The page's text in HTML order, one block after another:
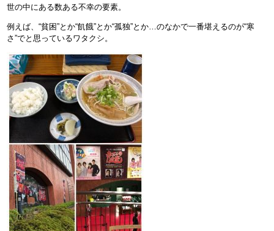
世の中にある数ある不幸の要素。
例えば、“貧困”とか“飢餓”とか“孤独”とか…のなかで一番堪えるのが“寒
さ”でと思っているワタクシ。